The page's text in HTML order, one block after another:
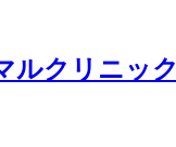
ルクリニック